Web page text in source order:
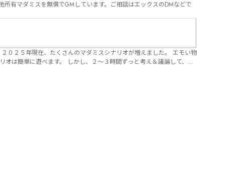
有マダミスを無償でGMしています。ご相談はエックスのDMなどで
間ずっと考え＆議論して、見
んな本格推理マダミスをお届けしま